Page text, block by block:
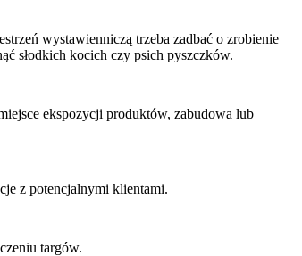
wystawienniczą trzeba zadbać o zrobienie
słodkich kocich czy psich pyszczków.
ekspozycji produktów, zabudowa lub
z potencjalnymi klientami.
targów.